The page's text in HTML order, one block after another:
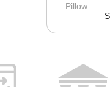
Pillow